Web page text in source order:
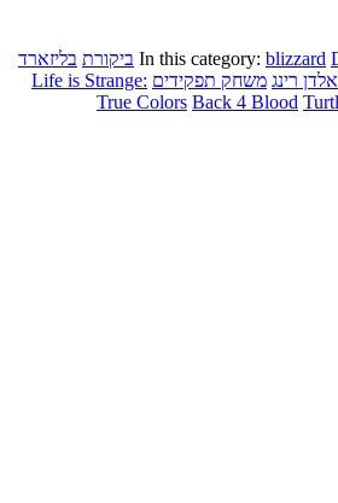
In this category: blizzard ביקורת בליזארד
אלדן רינג משחק תפקידים Life is Strange:
True Colors Back 4 Blood